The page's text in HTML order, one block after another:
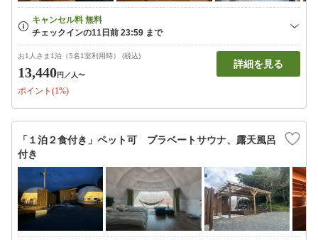
お1人さま1泊（5名1室利用時） (税込)
13,440円 ／人〜
ポイント(1%)
詳細を見る
「１泊２食付き」ペット可 プラベートサウナ、露天風呂
付き